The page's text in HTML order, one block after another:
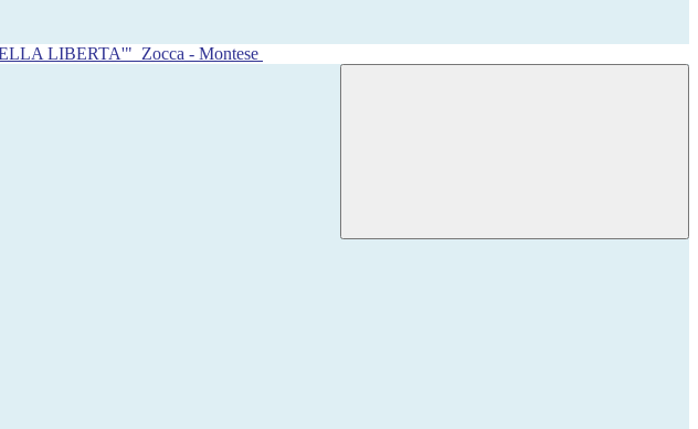
LIBERTA'" Zocca - Montese